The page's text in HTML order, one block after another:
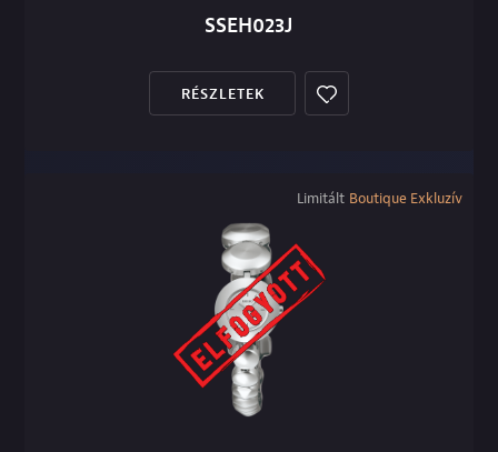
SSEH023J
RÉSZLETEK
Limitált Boutique Exkluzív